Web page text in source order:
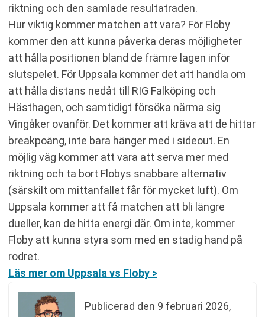
riktning och den samlade resultatraden.
Hur viktig kommer matchen att vara? För Floby
kommer den att kunna påverka deras möjligheter
att hålla positionen bland de främre lagen inför
slutspelet. För Uppsala kommer det att handla om
att hålla distans nedåt till RIG Falköping och
Hästhagen, och samtidigt försöka närma sig
Vingåker ovanför. Det kommer att kräva att de hittar
breakpoäng, inte bara hänger med i sideout. En
möjlig väg kommer att vara att serva mer med
riktning och ta bort Flobys snabbare alternativ
(särskilt om mittanfallet får för mycket luft). Om
Uppsala kommer att få matchen att bli längre
dueller, kan de hitta energi där. Om inte, kommer
Floby att kunna styra som med en stadig hand på
rodret.
Läs mer om Uppsala vs Floby >
Publicerad den 9 februari 2026,